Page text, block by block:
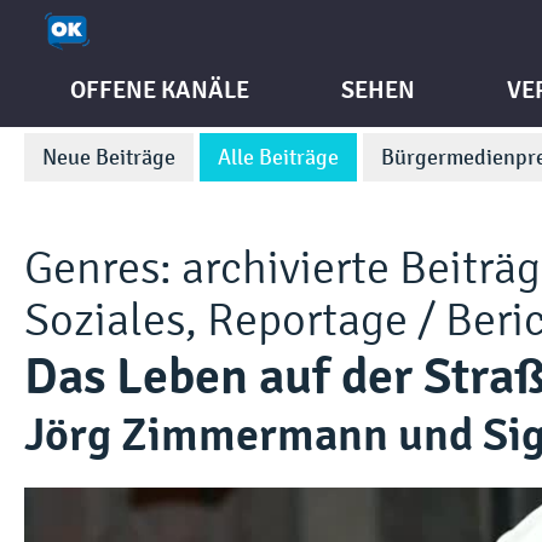
OFFENE KANÄLE SEHEN
Neue Beiträge Alle Beiträge
Genres: archivierte
Soziales, Reportage /
Das Leben auf der
Jörg Zimmermann und